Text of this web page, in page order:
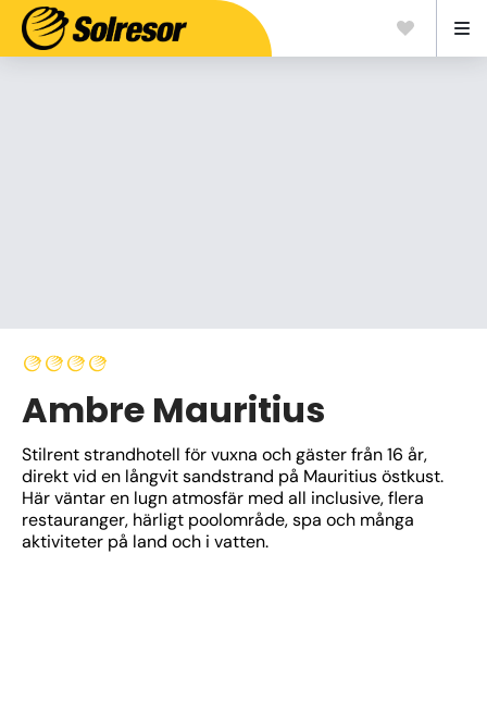
Ambre Mauritius
Stilrent strandhotell för vuxna och gäster från 16 år,
direkt vid en långvit sandstrand på Mauritius östkust.
Här väntar en lugn atmosfär med all inclusive, flera
restauranger, härligt poolområde, spa och många
aktiviteter på land och i vatten.